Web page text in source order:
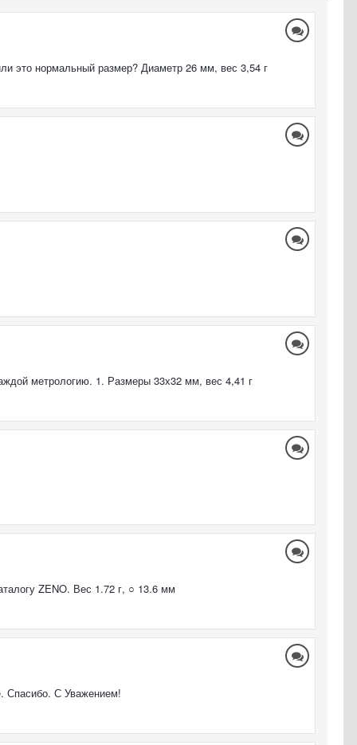
это нормальный размер? Диаметр 26 мм, вес 3,54 г
метрологию. 1. Размеры 33х32 мм, вес 4,41 г
ZENO. Вес 1.72 г, ○ 13.6 мм
Спасибо. С Уважением!